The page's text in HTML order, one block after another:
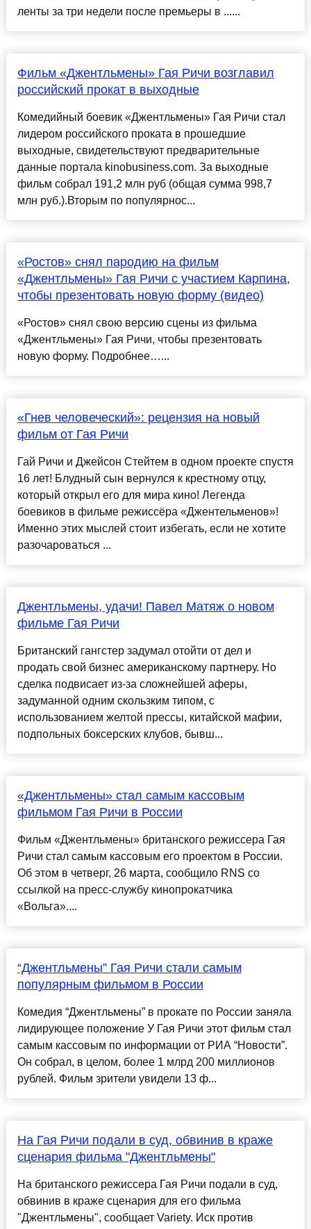
ленты за три недели после премьеры в ......
Фильм «Джентльмены» Гая Ричи возглавил
российский прокат в выходные
Комедийный боевик «Джентльмены» Гая Ричи стал
лидером российского проката в прошедшие
выходные, свидетельствуют предварительные
данные портала kinobusiness.com. За выходные
фильм собрал 191,2 млн руб (общая сумма 998,7
млн руб.).Вторым по популярнос...
«Ростов» снял пародию на фильм
«Джентльмены» Гая Ричи с участием Карпина,
чтобы презентовать новую форму (видео)
«Ростов» снял свою версию сцены из фильма
«Джентльмены» Гая Ричи, чтобы презентовать
новую форму. Подробнее…...
«Гнев человеческий»: рецензия на новый
фильм от Гая Ричи
Гай Ричи и Джейсон Стейтем в одном проекте спустя
16 лет! Блудный сын вернулся к крестному отцу,
который открыл его для мира кино! Легенда
боевиков в фильме режиссёра «Джентельменов»!
Именно этих мыслей стоит избегать, если не хотите
разочароваться ...
Джентльмены, удачи! Павел Матяж о новом
фильме Гая Ричи
Британский гангстер задумал отойти от дел и
продать свой бизнес американскому партнеру. Но
сделка подвисает из-за сложнейшей аферы,
задуманной одним скользким типом, с
использованием желтой прессы, китайской мафии,
подпольных боксерских клубов, бывш...
«Джентльмены» стал самым кассовым
фильмом Гая Ричи в России
Фильм «Джентльмены» британского режиссера Гая
Ричи стал самым кассовым его проектом в России.
Об этом в четверг, 26 марта, сообщило RNS со
ссылкой на пресс-службу кинопрокатчика
«Вольга»....
“Джентльмены” Гая Ричи стали самым
популярным фильмом в России
Комедия “Джентльмены” в прокате по России заняла
лидирующее положение У Гая Ричи этот фильм стал
самым кассовым по информации от РИА “Новости”.
Он собрал, в целом, более 1 млрд 200 миллионов
рублей. Фильм зрители увидели 13 ф...
На Гая Ричи подали в суд, обвинив в краже
сценария фильма "Джентльмены"
На британского режиссера Гая Ричи подали в суд,
обвинив в краже сценария для его фильма
"Джентльмены", сообщает Variety. Иск против